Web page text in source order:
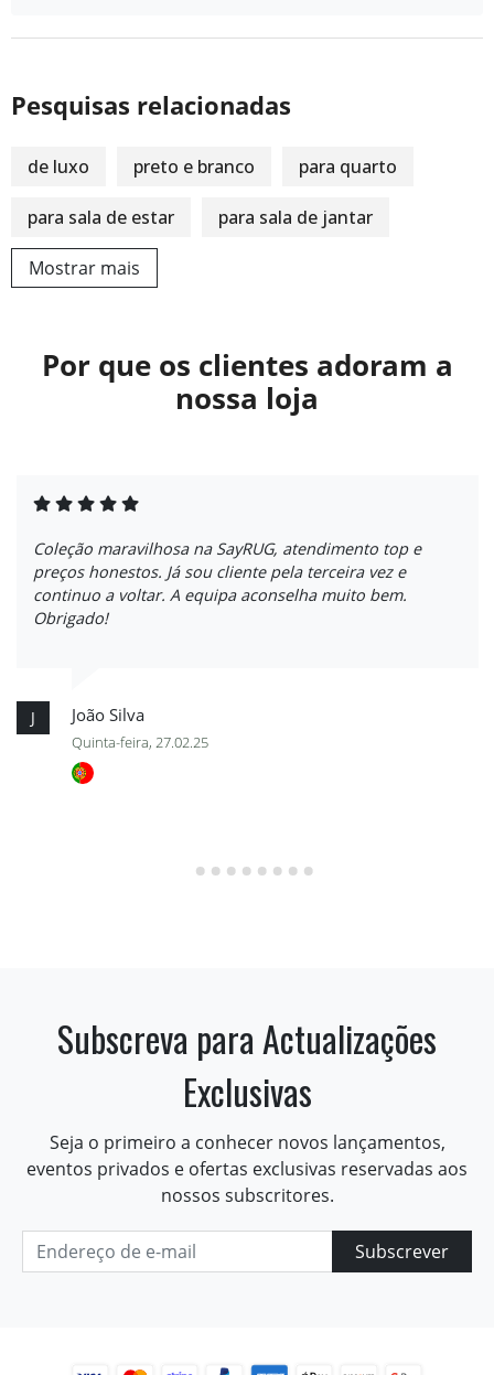
Pesquisas relacionadas
de luxo preto e branco para quarto
para sala de estar para sala de jantar
Mostrar mais
Por que os clientes adoram a
nossa loja
Coleção maravilhosa na SayRUG, atendimento top e
preços honestos. Já sou cliente pela terceira vez e
continuo a voltar. A equipa aconselha muito bem.
Obrigado!
J João Silva
Quinta-feira, 27.02.25
Subscreva para Actualizações
Exclusivas
Seja o primeiro a conhecer novos lançamentos,
eventos privados e ofertas exclusivas reservadas aos
nossos subscritores.
Subscrever